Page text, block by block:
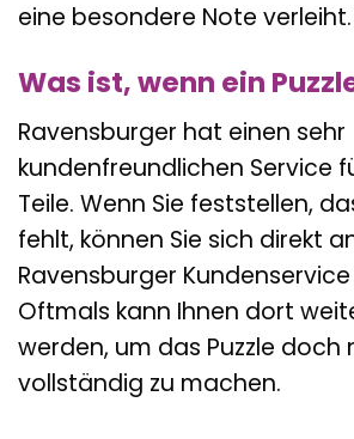
eine besondere Note verleiht.
Was ist, wenn ein
Ravensburger hat einen sehr
kundenfreundlichen Service
Teile. Wenn Sie feststellen,
fehlt, können Sie sich direkt
Ravensburger
Oftmals kann Ihnen dort
werden, um das Puzzle doch
vollständig zu machen.